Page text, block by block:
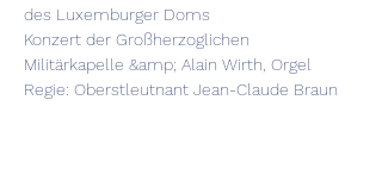
des Luxemburger Doms
Konzert der Großherzoglichen
Militärkapelle &amp; Alain Wirth, Orgel
Regie: Oberstleutnant Jean-Claude Braun